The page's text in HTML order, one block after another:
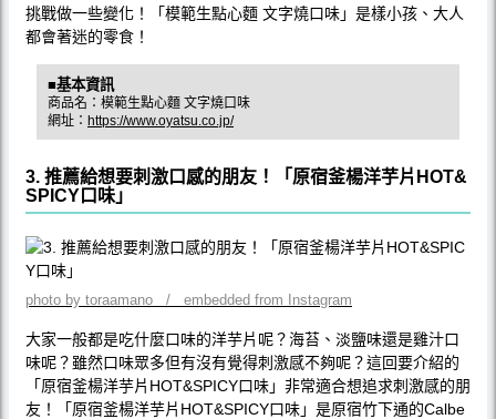
挑戰做一些變化！「模範生點心麵 文字燒口味」是樣小孩、大人
都會著迷的零食！
■基本資訊
商品名：模範生點心麵 文字燒口味
網址： https://www.oyatsu.co.jp/
3. 推薦給想要刺激口感的朋友！「原宿釜楊洋芋片HOT&
SPICY口味」
photo by toraamano / embedded from Instagram
大家一般都是吃什麼口味的洋芋片呢？海苔、淡鹽味還是雞汁口
味呢？雖然口味眾多但有沒有覺得刺激感不夠呢？這回要介紹的
「原宿釜楊洋芋片HOT&SPICY口味」非常適合想追求刺激感的朋
友！「原宿釜楊洋芋片HOT&SPICY口味」是原宿竹下通的Calbe